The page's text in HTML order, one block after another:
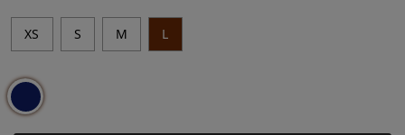
XS S M L